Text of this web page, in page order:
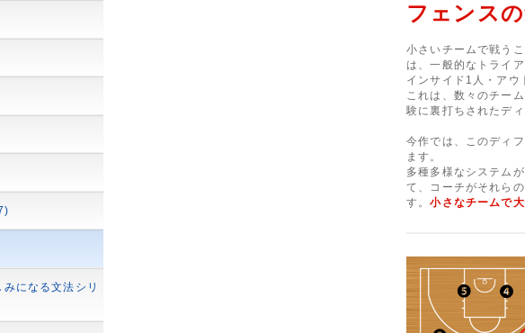
になる文法シリ
フェンス
小さいチームで戦う
は、一般的なトライ
インサイド1人・アウ
これは、数々のチー
験に裏打ちされたデ
今作では、このディ
ます。
多種多様なシステム
て、コーチがそれら
す。小さなチームで